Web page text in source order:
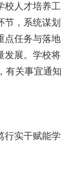
校人才培养工
节，系统谋划
点任务与落地
发展。学校将
有关事宜通知
行实干赋能学